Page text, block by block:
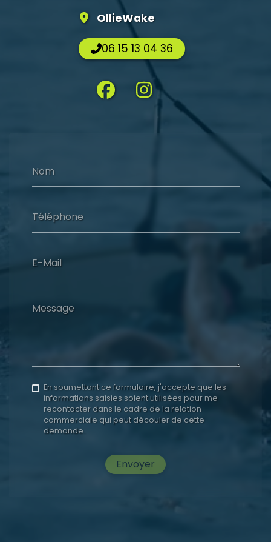
Nom
Téléphone
E-Mail
Message
En soumettant ce formulaire, j'accepte que les
informations saisies soient utilisées pour me
recontacter dans le cadre de la relation
commerciale qui peut découler de cette
demande.
Envoyer
OllieWake
06 15 13 04 36